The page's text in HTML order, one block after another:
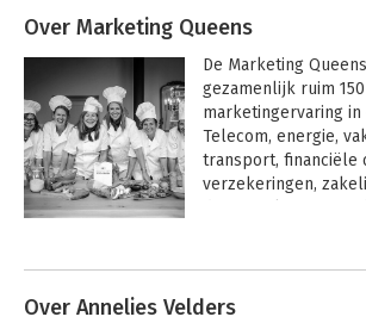
Over Marketing Queens
De Marketing
gezamenlijk ruim
marketingervaring in
Telecom, energie,
transport, financiële
verzekeringen,
Over Annelies Velders